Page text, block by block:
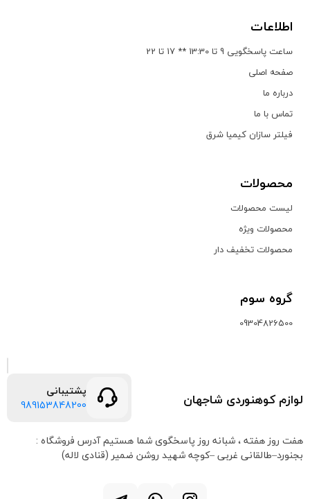
اطلاعات
ساعت پاسخگویی 9 تا 13:30 ** 17 تا 22
صفحه اصلی
درباره ما
تماس با ما
فیلتر سازان کیمیا شرق
محصولات
لیست محصولات
محصولات ویژه
محصولات تخفیف دار
گروه سوم
09304826500
لوازم کوهنوردی شاجهان
پشتیبانی
989153848200
هفت روز هفته ، شبانه روز پاسخگوی شما هستیمآدرس فروشگاه :
بجنورد–طالقانی غربی –کوچه شهید روشن ضمیر (قنادی لاله)